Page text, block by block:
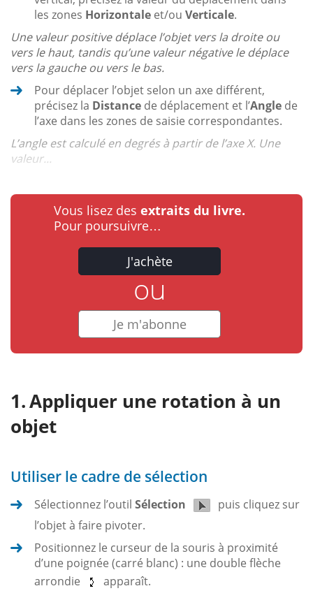
les zones Horizontale et/ou Verticale.
Une valeur positive déplace l’objet vers la droite ou
vers le haut, tandis qu’une valeur négative le déplace
vers la gauche ou vers le bas.
Pour déplacer l’objet selon un axe différent,
précisez la Distance de déplacement et l’Angle de
l’axe dans les zones de saisie correspondantes.
L’angle est calculé en degrés à partir de l’axe X. Une
valeur...
Vous lisez des extraits du livre.
Pour poursuivre…
J'achète
ou
Je m'abonne
Appliquer une rotation à un
objet
Utiliser le cadre de sélection
Sélectionnez l’outil Sélection
puis cliquez sur
l’objet à faire pivoter.
Positionnez le curseur de la souris à proximité
d’une poignée (carré blanc) : une double flèche
arrondie
apparaît.